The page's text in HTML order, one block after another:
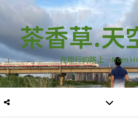
茶香草.天
在旅行的路上…from